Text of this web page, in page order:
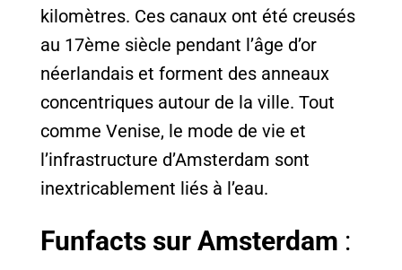
kilomètres. Ces canaux ont été creusés
au 17ème siècle pendant l’âge d’or
néerlandais et forment des anneaux
concentriques autour de la ville. Tout
comme Venise, le mode de vie et
l’infrastructure d’Amsterdam sont
inextricablement liés à l’eau.
Funfacts sur Amsterdam :